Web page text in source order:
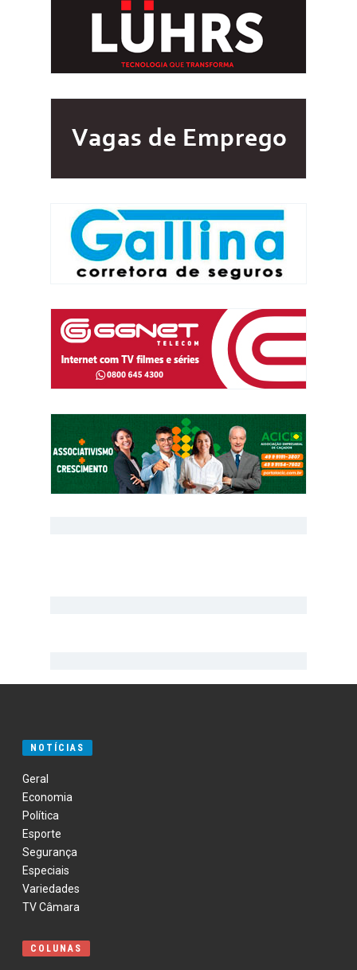
NOTÍCIAS
Geral
Economia
Política
Esporte
Segurança
Especiais
Variedades
TV Câmara
COLUNAS